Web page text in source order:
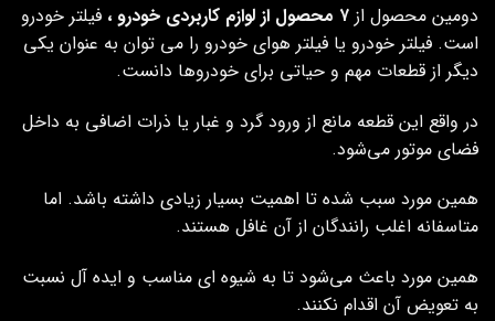
دومین محصول از ۷ محصول از لوازم کاربردی خودرو ،
فیلتر خودرو
است. فیلتر خودرو یا فیلتر هوای خودرو را می توان به عنوان یکی
دیگر از قطعات مهم و حیاتی برای خودروها دانست.
در واقع این قطعه مانع از ورود گرد و غبار یا ذرات اضافی به داخل
فضای موتور می‌شود.
همین مورد سبب شده تا اهمیت بسیار زیادی داشته باشد. اما
متاسفانه اغلب رانندگان از آن غافل هستند.
همین مورد باعث می‌شود تا به شیوه ای مناسب و ایده آل نسبت
به تعویض آن اقدام نکنند.